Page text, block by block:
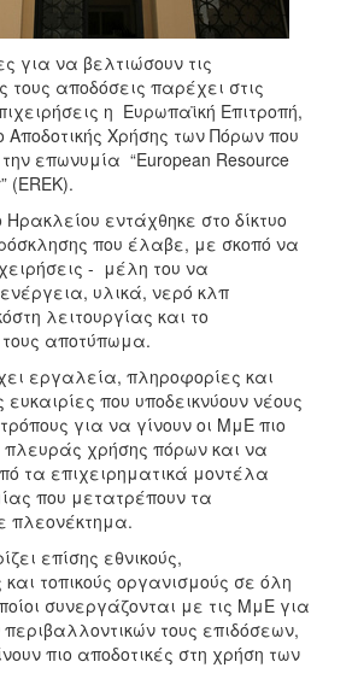
για να βελτιώσουν τις
τους αποδόσεις παρέχει στις
η Ευρωπαϊκή Επιτροπή,
Αποδοτικής Χρήσης των Πόρων που
επωνυμία “European Resource
(EREK).
εντάχθηκε στο δίκτυο
που έλαβε, με σκοπό να
- μέλη του να
υλικά, νερό κλπ
λειτουργίας και το
τους αποτύπωμα.
εργαλεία, πληροφορίες και
ευκαιρίες που υποδεικνύουν νέους
για να γίνουν οι ΜμΕ πιο
πλευράς χρήσης πόρων και να
τα επιχειρηματικά μοντέλα
που μετατρέπουν τα
πλεονέκτημα.
επίσης εθνικούς,
τοπικούς οργανισμούς σε όλη
συνεργάζονται με τις ΜμΕ για
τους επιδόσεων,
πιο αποδοτικές στη χρήση των